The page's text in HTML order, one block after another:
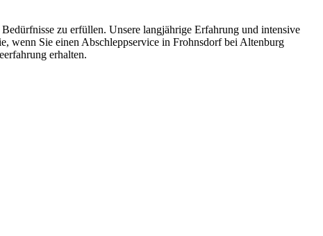
zu erfüllen. Unsere langjährige Erfahrung und intensive
wenn Sie einen Abschleppservice in Frohnsdorf bei Altenburg
erhalten.